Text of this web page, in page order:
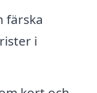
färska
i